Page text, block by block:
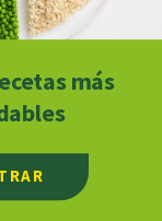
más